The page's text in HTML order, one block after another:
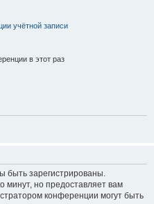
учётной записи
в этот раз
быть зарегистрированы.
минут, но предоставляет вам
конференции могут быть